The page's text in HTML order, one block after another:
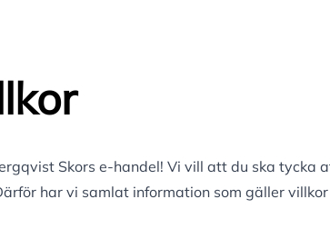
Skors e-handel! Vi vill att du ska tycka
har vi samlat information som gäller